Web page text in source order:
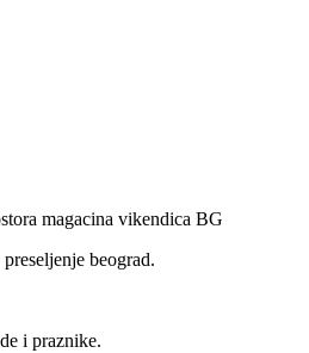
magacina vikendica BG
beograd.
i praznike.